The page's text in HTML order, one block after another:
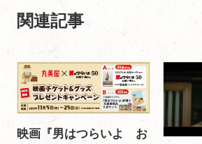
関連記事
映画『男はつらいよ お